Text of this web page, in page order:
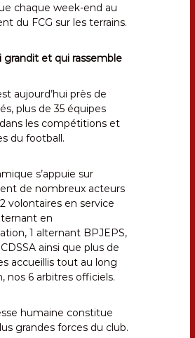
chaque week-end au
du FCG sur les terrains.
grandit et qui rassemble
aujourd’hui près de
plus de 35 équipes
les compétitions et
du football.
s’appuie sur
de nombreux acteurs
2 volontaires en service
en
1 alternant BPJEPS,
ainsi que plus de
accueillis tout au long
nos 6 arbitres officiels.
humaine constitue
grandes forces du club.